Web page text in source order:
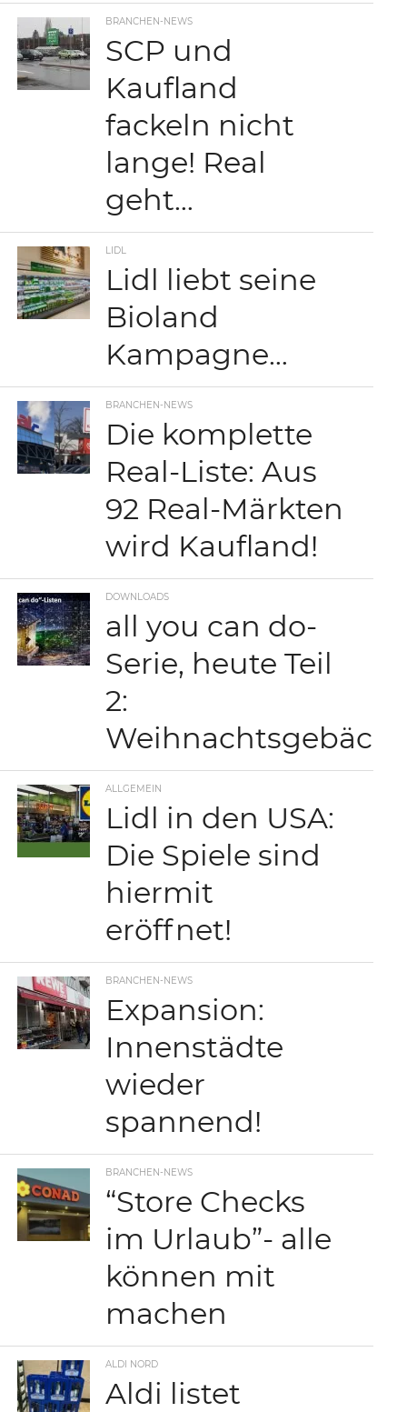
BRANCHEN-NEWS
SCP und
Kaufland
fackeln nicht
lange! Real
geht…
LIDL
Lidl liebt seine
Bioland
Kampagne…
BRANCHEN-NEWS
Die komplette
Real-Liste: Aus
92 Real-Märkten
wird Kaufland!
DOWNLOADS
all you can do-
Serie, heute Teil
2:
Weihnachtsgebäck
ALLGEMEIN
Lidl in den USA:
Die Spiele sind
hiermit
eröffnet!
BRANCHEN-NEWS
Expansion:
Innenstädte
wieder
spannend!
BRANCHEN-NEWS
“Store Checks
im Urlaub”- alle
können mit
machen
ALDI NORD
Aldi listet